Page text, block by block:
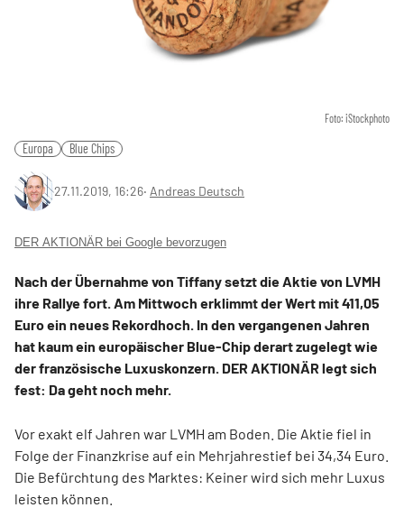
Foto: iStockphoto
Europa Blue Chips
27.11.2019, 16:26‧ Andreas Deutsch
DER AKTIONÄR bei Google bevorzugen
Nach der Übernahme von Tiffany setzt die Aktie von LVMH
ihre Rallye fort. Am Mittwoch erklimmt der Wert mit 411,05
Euro ein neues Rekordhoch. In den vergangenen Jahren
hat kaum ein europäischer Blue-Chip derart zugelegt wie
der französische Luxuskonzern. DER AKTIONÄR legt sich
fest: Da geht noch mehr.
Vor exakt elf Jahren war LVMH am Boden. Die Aktie fiel in
Folge der Finanzkrise auf ein Mehrjahrestief bei 34,34 Euro.
Die Befürchtung des Marktes: Keiner wird sich mehr Luxus
leisten können.